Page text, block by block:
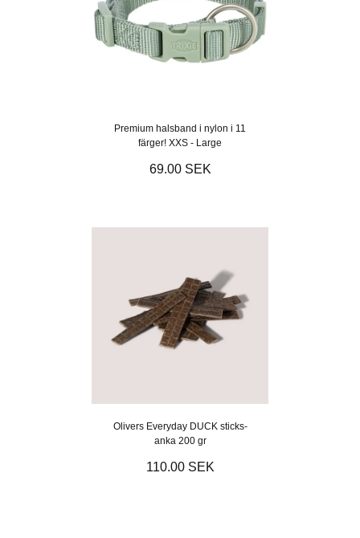
Premium halsband i nylon i 11
färger! XXS - Large
69.00 SEK
Olivers Everyday DUCK sticks-
anka 200 gr
110.00 SEK